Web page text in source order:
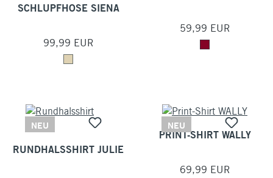
SCHLUPFHOSE SIENA
99,99 EUR
59,99 EUR
NEU
RUNDHALSSHIRT JULIE
NEU
PRINT-SHIRT WALLY
69,99 EUR